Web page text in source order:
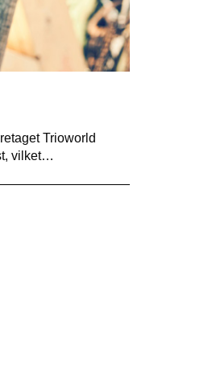
Trioworld
vilket…